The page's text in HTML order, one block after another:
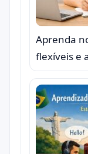
Aprenda
flexíveis e